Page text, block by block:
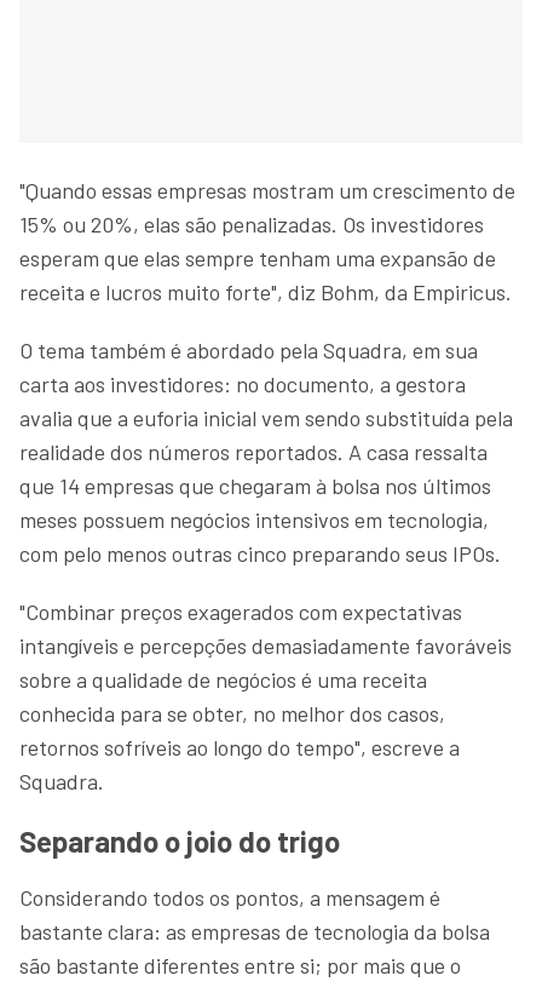
"Quando essas empresas mostram um crescimento de
15% ou 20%, elas são penalizadas. Os investidores
esperam que elas sempre tenham uma expansão de
receita e lucros muito forte", diz Bohm, da Empiricus.
O tema também é abordado pela Squadra, em sua
carta aos investidores: no documento, a gestora
avalia que a euforia inicial vem sendo substituída pela
realidade dos números reportados. A casa ressalta
que 14 empresas que chegaram à bolsa nos últimos
meses possuem negócios intensivos em tecnologia,
com pelo menos outras cinco preparando seus IPOs.
"Combinar preços exagerados com expectativas
intangíveis e percepções demasiadamente favoráveis
sobre a qualidade de negócios é uma receita
conhecida para se obter, no melhor dos casos,
retornos sofríveis ao longo do tempo", escreve a
Squadra.
Separando o joio do trigo
Considerando todos os pontos, a mensagem é
bastante clara: as empresas de tecnologia da bolsa
são bastante diferentes entre si; por mais que o